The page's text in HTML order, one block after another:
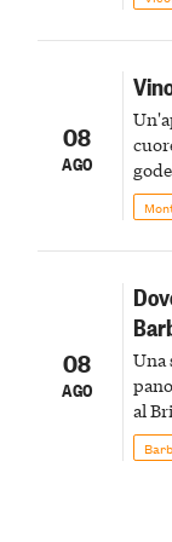
08
AGO
08
AGO
Una
al